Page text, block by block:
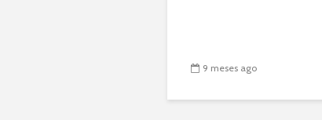
9 meses ago